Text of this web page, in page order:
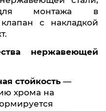
для монтажа в
с накладкой
стойкость —
хрома на